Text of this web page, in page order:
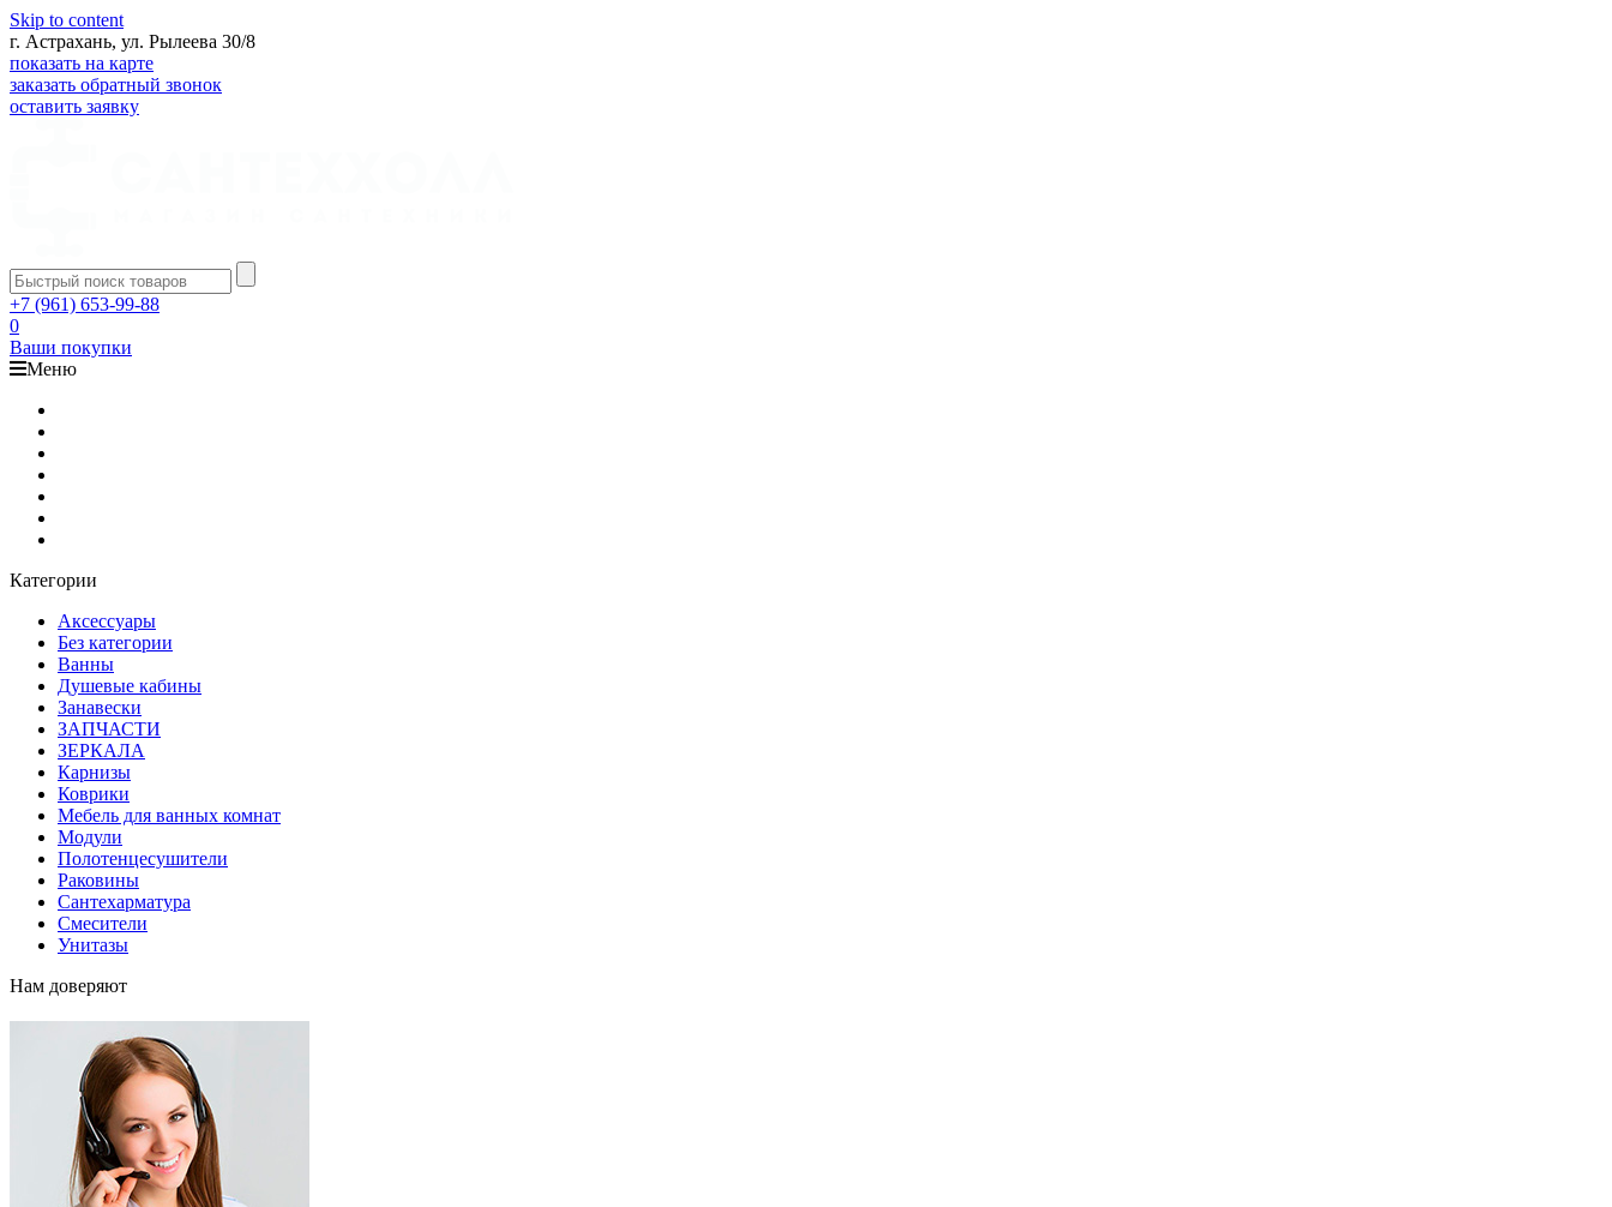
Skip to content
г. Астрахань, ул. Рылеева 30/8
показать на карте
заказать обратный звонок
оставить заявку
+7 (961) 653-99-88
0
Ваши покупки
Меню
Категории
Аксессуары
Без категории
Ванны
Душевые кабины
Занавески
ЗАПЧАСТИ
ЗЕРКАЛА
Карнизы
Коврики
Мебель для ванных комнат
Модули
Полотенцесушители
Раковины
Сантехарматура
Смесители
Унитазы
Нам доверяют